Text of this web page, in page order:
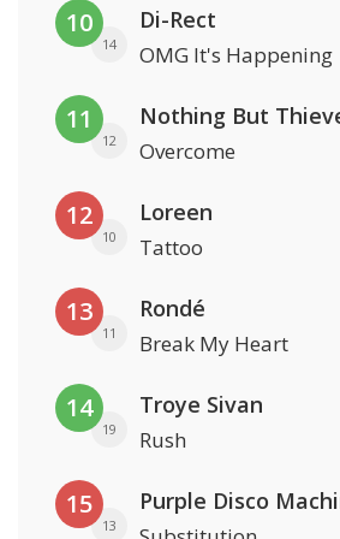
10
14
Di-Rect
OMG It's Happening
11
12
Nothing But
Overcome
12
10
Loreen
Tattoo
13
11
Rondé
Break My Heart
14
19
Troye Sivan
Rush
15
13
Purple Disco